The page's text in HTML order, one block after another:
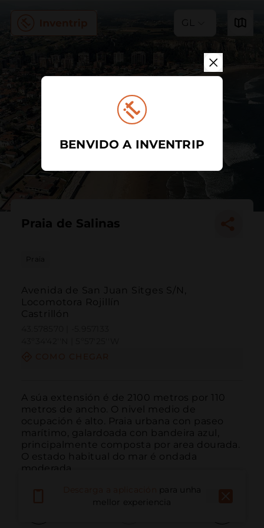
GL
Praia de Salinas
Praia
Avenida de San Juan Sitges S/N,
Locomotora Rojillín
Castrillón
A súa extensión é de 2100 metros por 110
metros de ancho. O nivel medio de
ocupación é alto. Praia urbana con paseo
marítimo, galardoada con bandeira azul,
principalmente composta por area dourada.
O estado habitual do mar é ondada
moderada.
para unha
mellor experiencia
BENVIDO A INVENTRIP